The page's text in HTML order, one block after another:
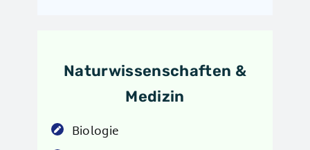
Naturwissenschaften &
Medizin
Biologie